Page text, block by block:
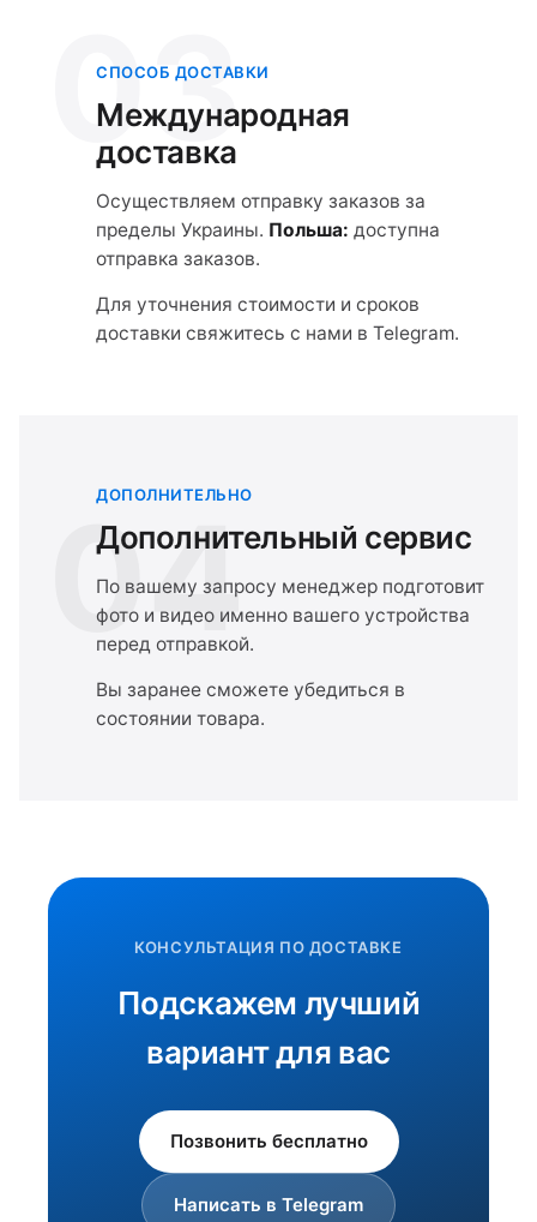
03
СПОСОБ ДОСТАВКИ
Международная
доставка
Осуществляем отправку заказов за
пределы Украины. Польша: доступна
отправка заказов.
Для уточнения стоимости и сроков
доставки свяжитесь с нами в Telegram.
04
ДОПОЛНИТЕЛЬНО
Дополнительный сервис
По вашему запросу менеджер подготовит
фото и видео именно вашего устройства
перед отправкой.
Вы заранее сможете убедиться в
состоянии товара.
КОНСУЛЬТАЦИЯ ПО ДОСТАВКЕ
Подскажем лучший
вариант для вас
Позвонить бесплатно
Написать в Telegram